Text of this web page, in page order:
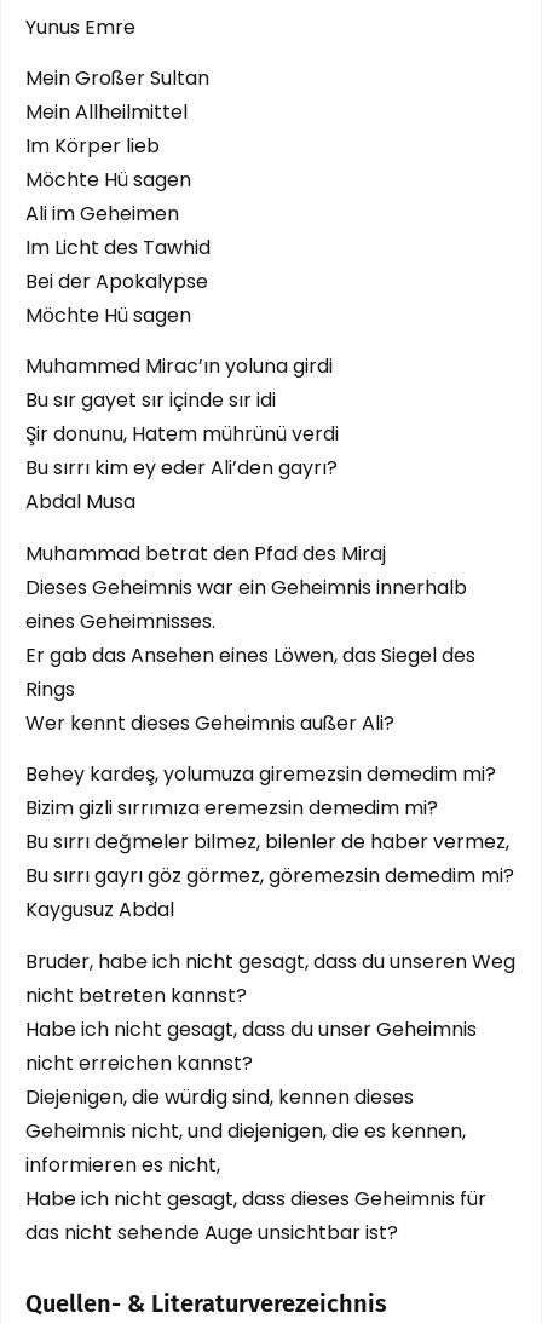
Yunus Emre
Mein Großer Sultan
Mein Allheilmittel
Im Körper lieb
Möchte Hü sagen
Ali im Geheimen
Im Licht des Tawhid
Bei der Apokalypse
Möchte Hü sagen
Muhammed Mirac’ın yoluna girdi
Bu sır gayet sır içinde sır idi
Şir donunu, Hatem mührünü verdi
Bu sırrı kim ey eder Ali’den gayrı?
Abdal Musa
Muhammad betrat den Pfad des Miraj
Dieses Geheimnis war ein Geheimnis innerhalb
eines Geheimnisses.
Er gab das Ansehen eines Löwen, das Siegel des
Rings
Wer kennt dieses Geheimnis außer Ali?
Behey kardeş, yolumuza giremezsin demedim mi?
Bizim gizli sırrımıza eremezsin demedim mi?
Bu sırrı değmeler bilmez, bilenler de haber vermez,
Bu sırrı gayrı göz görmez, göremezsin demedim mi?
Kaygusuz Abdal
Bruder, habe ich nicht gesagt, dass du unseren Weg
nicht betreten kannst?
Habe ich nicht gesagt, dass du unser Geheimnis
nicht erreichen kannst?
Diejenigen, die würdig sind, kennen dieses
Geheimnis nicht, und diejenigen, die es kennen,
informieren es nicht,
Habe ich nicht gesagt, dass dieses Geheimnis für
das nicht sehende Auge unsichtbar ist?
Quellen- & Literaturverezeichnis